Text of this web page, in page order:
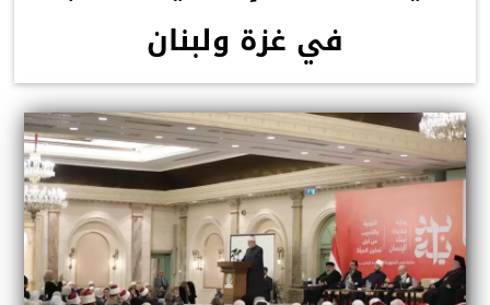
في غزة ولبنان